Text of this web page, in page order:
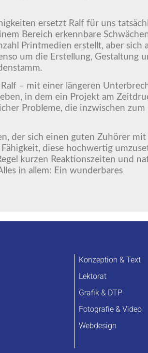
ersetzt Ralf für uns
Bereich erkennbare
Printmedien erstellt, aber sich
um die Erstellung, Gestaltung
– mit einer längeren
in dem ein Projekt am
Probleme, die inzwischen zum
der sich einen guten Zuhörer mit
diese hochwertig
kurzen Reaktionszeiten und
in allem: Ein wunderbares
Konzeption & Text
Lektorat
Grafik & DTP
Fotografie & Video
Webdesign